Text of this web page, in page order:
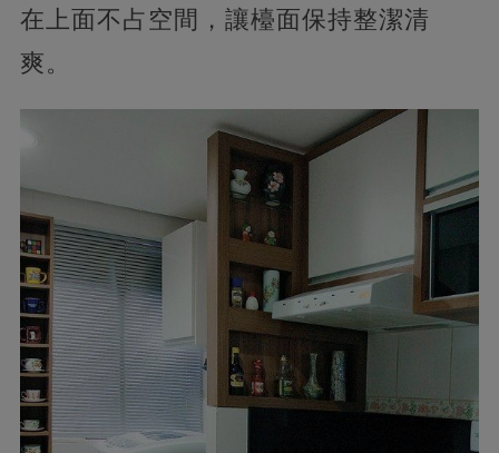
在上面不占空間，讓檯面保持整潔清
爽。